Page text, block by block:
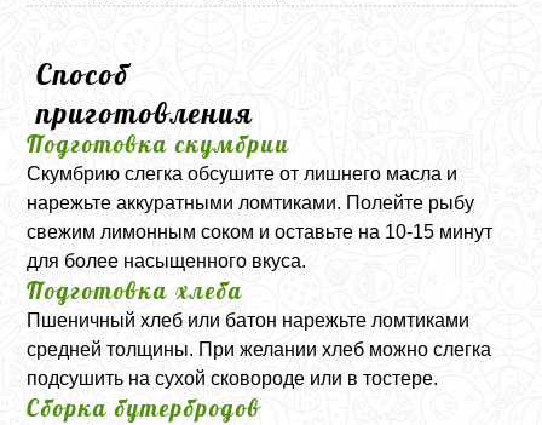
Способ
приготовления
Подготовка скумбрии
Скумбрию слегка обсушите от лишнего масла и
нарежьте аккуратными ломтиками. Полейте рыбу
свежим лимонным соком и оставьте на 10-15 минут
для более насыщенного вкуса.
Подготовка хлеба
Пшеничный хлеб или батон нарежьте ломтиками
средней толщины. При желании хлеб можно слегка
подсушить на сухой сковороде или в тостере.
Сборка бутербродов